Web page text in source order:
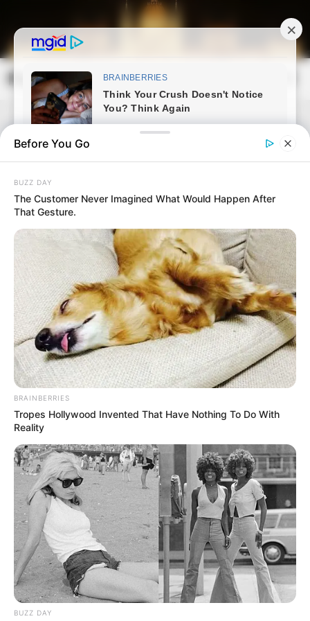
content
Magyarország Kincsei
Search
Before You Go
BUZZ DAY
The Customer Never Imagined What Would Happen After
That Gesture.
BRAINBERRIES
Tropes Hollywood Invented That Have Nothing To Do With
Reality
BUZZ DAY